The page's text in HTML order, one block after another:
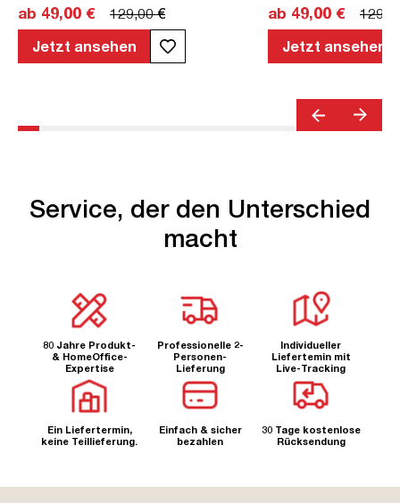
ab 49,00 €
129,00 €
Jetzt ansehen
ab 49,00 €
Jetzt ansehen
Service, der den Unterschied
macht
80 Jahre Produkt-
& HomeOffice-
Expertise
Professionelle 2-
Personen-
Lieferung
Individueller
Liefertemin mit
Live-Tracking
Ein Liefertermin,
keine Teillieferung.
Einfach & sicher
bezahlen
30 Tage kostenlose
Rücksendung